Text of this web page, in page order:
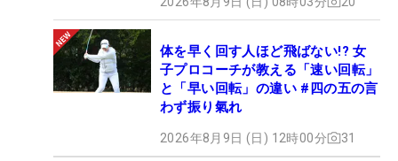
体を早く回す人ほど飛ばない!? 女
子プロコーチが教える「速い回転」
と「早い回転」の違い #四の五の言
わず振り氣れ
2026年8月9日 (日) 12時00分 31